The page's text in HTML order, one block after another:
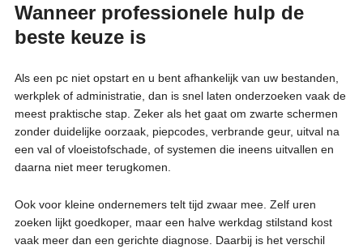
Wanneer professionele hulp de
beste keuze is
Als een pc niet opstart en u bent afhankelijk van uw bestanden,
werkplek of administratie, dan is snel laten onderzoeken vaak de
meest praktische stap. Zeker als het gaat om zwarte schermen
zonder duidelijke oorzaak, piepcodes, verbrande geur, uitval na
een val of vloeistofschade, of systemen die ineens uitvallen en
daarna niet meer terugkomen.
Ook voor kleine ondernemers telt tijd zwaar mee. Zelf uren
zoeken lijkt goedkoper, maar een halve werkdag stilstand kost
vaak meer dan een gerichte diagnose. Daarbij is het verschil